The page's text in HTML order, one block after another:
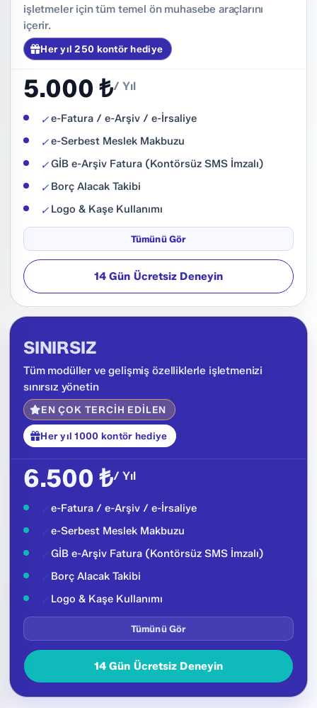
✕ Teklif
✕Stok
✕İhracat Faturası
işletmeler için tüm temel ön muhasebe araçlarını
içerir.
Her yıl 250 kontör hediye
5.000 ₺/ Yıl
✓e-Fatura / e-Arşiv / e-İrsaliye
✓e-Serbest Meslek Makbuzu
✓GİB e-Arşiv Fatura (Kontörsüz SMS İmzalı)
✓ Borç Alacak Takibi
✓ Logo & Kaşe Kullanımı
Ücretsiz Destek
e-Fatura Geçiş Danışmanlığı
Sınırsız Cari Hesap Takibi
✓e-Fatura Tasarım Kullanımı
✓Sınırsız Kullanıcı
✓GİB e-Arşiv Entegrasyon
✓ Toplu e-Fatura İndirme (PDF,XML)
✓Toplu Faturalandırma
✓Raporlar
✓İhracat Faturası
✕ e-Ticaret
✕ Sipariş
✕ Stok Takibi
Tümünü Gör
14 Gün Ücretsiz Deneyin
SINIRSIZ
Tüm modüller ve gelişmiş özelliklerle işletmenizi
sınırsız yönetin
EN ÇOK TERCİH EDİLEN
Her yıl 1000 kontör hediye
6.500 ₺/ Yıl
✓ e-Fatura / e-Arşiv / e-İrsaliye
✓ e-Serbest Meslek Makbuzu
✓ GİB e-Arşiv Fatura (Kontörsüz SMS İmzalı)
✓ Borç Alacak Takibi
✓ Logo & Kaşe Kullanımı
Ücretsiz Destek
e-Fatura Geçiş Danışmanlığı
Ücretsiz Android ve IOS mobil uygulama
Tümünü Gör
14 Gün Ücretsiz Deneyin